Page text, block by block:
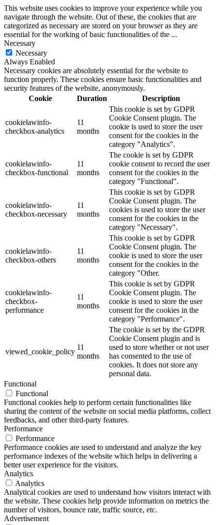
This website uses cookies to improve your experience while you
navigate through the website. Out of these, the cookies that are
categorized as necessary are stored on your browser as they are
essential for the working of basic functionalities of the ...
Necessary
Necessary
Always Enabled
Necessary cookies are absolutely essential for the website to
function properly. These cookies ensure basic functionalities and
security features of the website, anonymously.
Cookie
Duration Description
cookielawinfo-
checkbox-analytics
11
months
This cookie is set by GDPR
Cookie Consent plugin. The
cookie is used to store the user
consent for the cookies in the
category "Analytics".
cookielawinfo-
checkbox-functional
11
months
The cookie is set by GDPR
cookie consent to record the user
consent for the cookies in the
category "Functional".
cookielawinfo-
checkbox-necessary
11
months
This cookie is set by GDPR
Cookie Consent plugin. The
cookies is used to store the user
consent for the cookies in the
category "Necessary".
cookielawinfo-
checkbox-others
11
months
This cookie is set by GDPR
Cookie Consent plugin. The
cookie is used to store the user
consent for the cookies in the
category "Other.
cookielawinfo-
checkbox-
performance
11
months
This cookie is set by GDPR
Cookie Consent plugin. The
cookie is used to store the user
consent for the cookies in the
category "Performance".
viewed_cookie_policy
11
months
The cookie is set by the GDPR
Cookie Consent plugin and is
used to store whether or not user
has consented to the use of
cookies. It does not store any
personal data.
Functional
Functional
Functional cookies help to perform certain functionalities like
sharing the content of the website on social media platforms, collect
feedbacks, and other third-party features.
Performance
Performance
Performance cookies are used to understand and analyze the key
performance indexes of the website which helps in delivering a
better user experience for the visitors.
Analytics
Analytics
Analytical cookies are used to understand how visitors interact with
the website. These cookies help provide information on metrics the
number of visitors, bounce rate, traffic source, etc.
Advertisement